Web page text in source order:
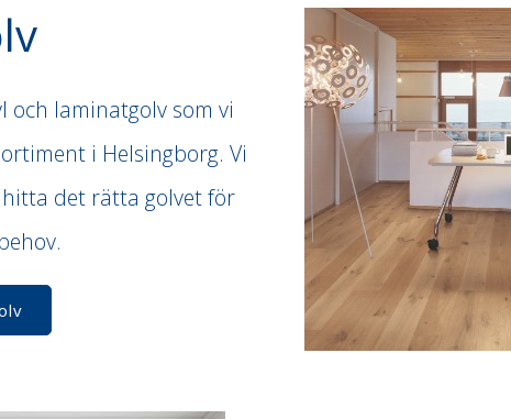
laminatgolv som vi
i Helsingborg. Vi
det rätta golvet för